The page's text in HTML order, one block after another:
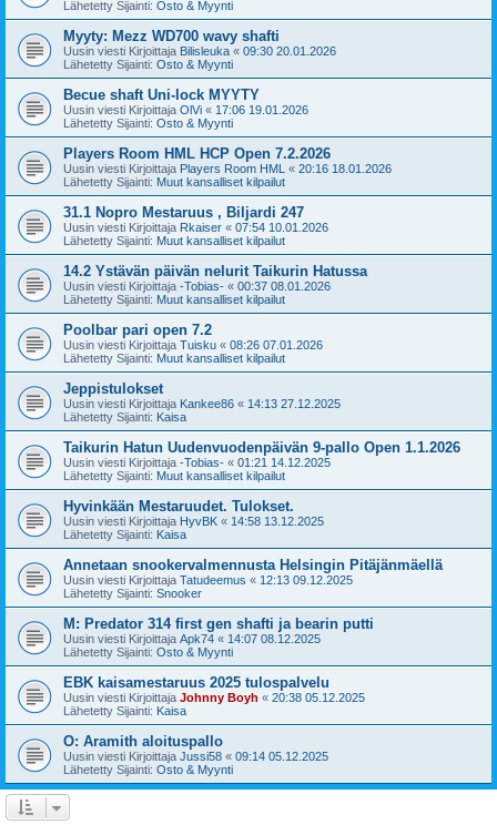
Lähetetty Sijainti: Osto & Myynti
Myyty: Mezz WD700 wavy shafti
Uusin viesti Kirjoittaja Bilisleuka « 09:30 20.01.2026
Lähetetty Sijainti: Osto & Myynti
Becue shaft Uni-lock MYYTY
Uusin viesti Kirjoittaja OlVi « 17:06 19.01.2026
Lähetetty Sijainti: Osto & Myynti
Players Room HML HCP Open 7.2.2026
Uusin viesti Kirjoittaja Players Room HML « 20:16 18.01.2026
Lähetetty Sijainti: Muut kansalliset kilpailut
31.1 Nopro Mestaruus , Biljardi 247
Uusin viesti Kirjoittaja Rkaiser « 07:54 10.01.2026
Lähetetty Sijainti: Muut kansalliset kilpailut
14.2 Ystävän päivän nelurit Taikurin Hatussa
Uusin viesti Kirjoittaja -Tobias- « 00:37 08.01.2026
Lähetetty Sijainti: Muut kansalliset kilpailut
Poolbar pari open 7.2
Uusin viesti Kirjoittaja Tuisku « 08:26 07.01.2026
Lähetetty Sijainti: Muut kansalliset kilpailut
Jeppistulokset
Uusin viesti Kirjoittaja Kankee86 « 14:13 27.12.2025
Lähetetty Sijainti: Kaisa
Taikurin Hatun Uudenvuodenpäivän 9-pallo Open 1.1.2026
Uusin viesti Kirjoittaja -Tobias- « 01:21 14.12.2025
Lähetetty Sijainti: Muut kansalliset kilpailut
Hyvinkään Mestaruudet. Tulokset.
Uusin viesti Kirjoittaja HyvBK « 14:58 13.12.2025
Lähetetty Sijainti: Kaisa
Annetaan snookervalmennusta Helsingin Pitäjänmäellä
Uusin viesti Kirjoittaja Tatudeemus « 12:13 09.12.2025
Lähetetty Sijainti: Snooker
M: Predator 314 first gen shafti ja bearin putti
Uusin viesti Kirjoittaja Apk74 « 14:07 08.12.2025
Lähetetty Sijainti: Osto & Myynti
EBK kaisamestaruus 2025 tulospalvelu
Uusin viesti Kirjoittaja Johnny Boyh « 20:38 05.12.2025
Lähetetty Sijainti: Kaisa
O: Aramith aloituspallo
Uusin viesti Kirjoittaja Jussi58 « 09:14 05.12.2025
Lähetetty Sijainti: Osto & Myynti